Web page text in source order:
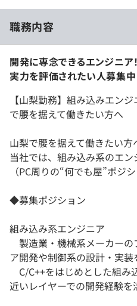
職務内容
開発に専念できるエンジニア
実力を評価されたい人募集中
【山梨勤務】組み込みエン
で腰を据えて働きたい方へ
山梨で腰を据えて働きたい方
当社では、組み込み系のエ
（PC周りの“何でも屋”ポジ
◆募集ポジション
組み込み系エンジニア
製造業・機械系メーカーの
ア開発や制御系の設計・実装
C/C++をはじめとした組み
近いレイヤーでの開発経験を